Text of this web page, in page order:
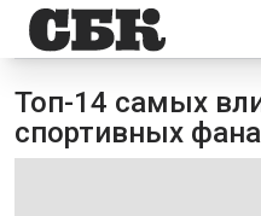
Топ-14 самых
спортивных